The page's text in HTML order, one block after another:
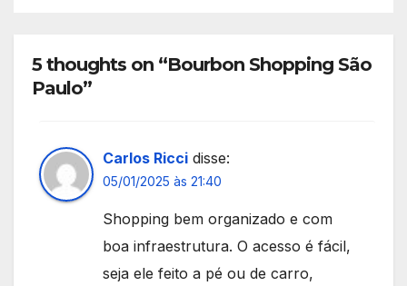
5 thoughts on “Bourbon Shopping São
Paulo”
Carlos Ricci disse:
05/01/2025 às 21:40
Shopping bem organizado e com
boa infraestrutura. O acesso é fácil,
seja ele feito a pé ou de carro,